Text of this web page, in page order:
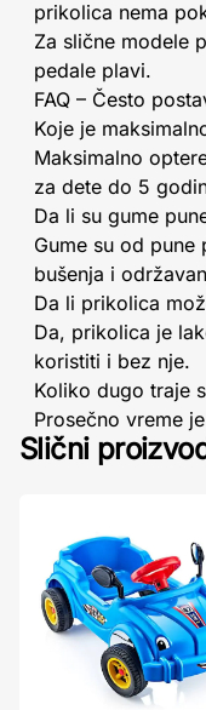
prikolica nema
Za slične modele
pedale plavi.
FAQ – Često
Koje je
Maksimalno
za dete do 5
Da li su gume
Gume su od
bušenja i
Da li prikolica
Da, prikolica je
koristiti i bez nje.
Koliko dugo traje
Prosečno vreme
Slični